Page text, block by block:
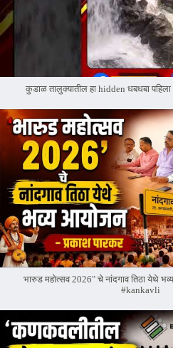
कुडाळ तालुक्यातील हा hidden धबधबा
भारुड महोत्सव 2026" चे नांदगाव तिठा येथे
#kankavli